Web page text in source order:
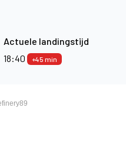
Actuele landingstijd
18:40
+45 min